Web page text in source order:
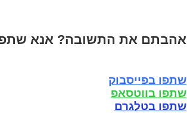
אהבתם את התשובה? אנא
שתפו בפייסבוק
שתפו בווטסאפ
שתפו בטלגרם